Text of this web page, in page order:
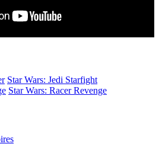
Star Wars: Jedi Starfight
Star Wars: Racer Revenge